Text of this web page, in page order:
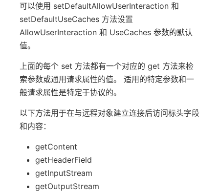
可以使用 setDefaultAllowUserInteraction 和
setDefaultUseCaches 方法设置
AllowUserInteraction 和 UseCaches 参数的默认
值。
上面的每个 set 方法都有一个对应的 get 方法来检
索参数或通用请求属性的值。 适用的特定参数和一
般请求属性是特定于协议的。
以下方法用于在与远程对象建立连接后访问标头字段
和内容：
getContent
getHeaderField
getInputStream
getOutputStream